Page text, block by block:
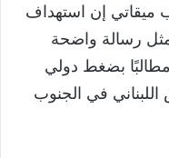
ميقاتي إن استهداف
رسالة واضحة
بضغط دولي
في الجنوب